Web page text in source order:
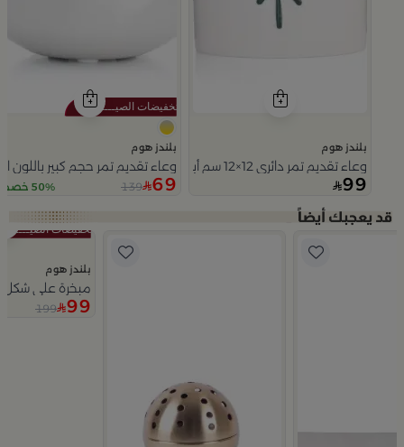
بلندز هوم
وعاء تقديم تمر دائري 12×12 سم أبيض وأزرق من الخزف الحجري بنقش نخلة من ميرلان
99
بلندز هوم
وعاء تقديم تمر حجم كبير باللون
69
139 50% خصم
Slide 2 of 5
بلندز هوم
مبخرة على شكل
99
199